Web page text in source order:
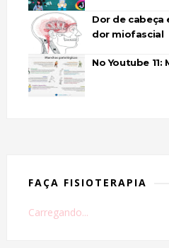
Dor de cabeça
dor miofascial
No Youtube
FAÇA FISIOTERAPIA
Carregando...